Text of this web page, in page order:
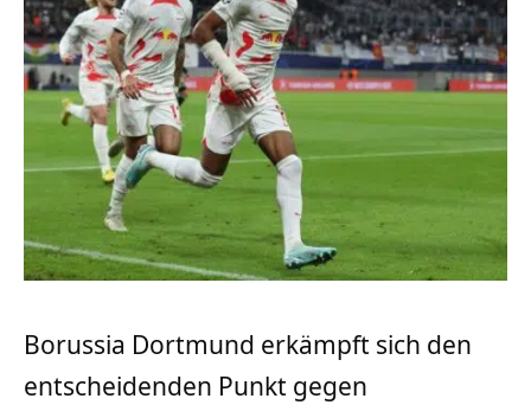
Borussia Dortmund erkämpft sich den
entscheidenden Punkt gegen